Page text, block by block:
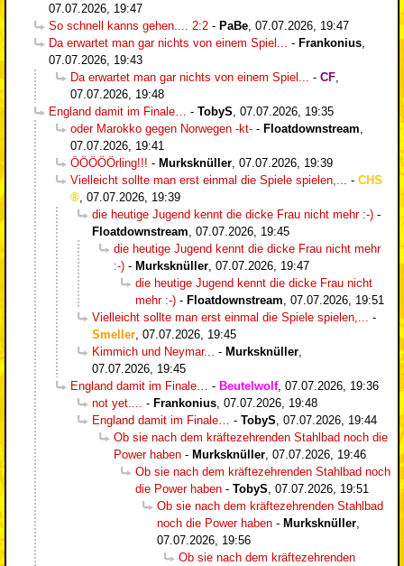
07.07.2026, 19:47
So schnell kanns gehen.... 2:2 - PaBe 07.07.2026, 19:47
Da erwartet man gar nichts von einem Spiel...
- Frankonius
07.07.2026, 19:43
Da erwartet man gar nichts von einem Spiel...
- CF
07.07.2026, 19:48
England damit im Finale…
- TobyS 07.07.2026, 19:35
oder Marokko gegen Norwegen -kt- - Floatdownstream
07.07.2026, 19:41
ÖÖÖÖÖrling!!! - Murksknüller 07.07.2026, 19:39
Vielleicht sollte man erst einmal die Spiele spielen,...
- CHS
07.07.2026, 19:39
die heutige Jugend kennt die dicke Frau nicht mehr :-) -
Floatdownstream 07.07.2026, 19:45
die heutige Jugend kennt die dicke Frau nicht mehr
:-) - Murksknüller 07.07.2026, 19:47
die heutige Jugend kennt die dicke Frau nicht
mehr :-) - Floatdownstream 07.07.2026, 19:51
Vielleicht sollte man erst einmal die Spiele spielen,...
-
Smeller 07.07.2026, 19:45
Kimmich und Neymar...
- Murksknüller
07.07.2026, 19:45
England damit im Finale…
- Beutelwolf, 07.07.2026, 19:36
not yet....
- Frankonius 07.07.2026, 19:48
England damit im Finale…
- TobyS 07.07.2026, 19:44
Ob sie nach dem kräftezehrenden Stahlbad noch die
Power haben - Murksknüller 07.07.2026, 19:46
Ob sie nach dem kräftezehrenden Stahlbad noch
die Power haben - TobyS 07.07.2026, 19:51
Ob sie nach dem kräftezehrenden Stahlbad
noch die Power haben - Murksknüller
07.07.2026, 19:56
Ob sie nach dem kräftezehrenden